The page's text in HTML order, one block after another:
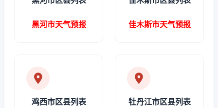
黑河市天气预报 佳木斯市天气预报
鸡西市区县列表 牡丹江市区县列表